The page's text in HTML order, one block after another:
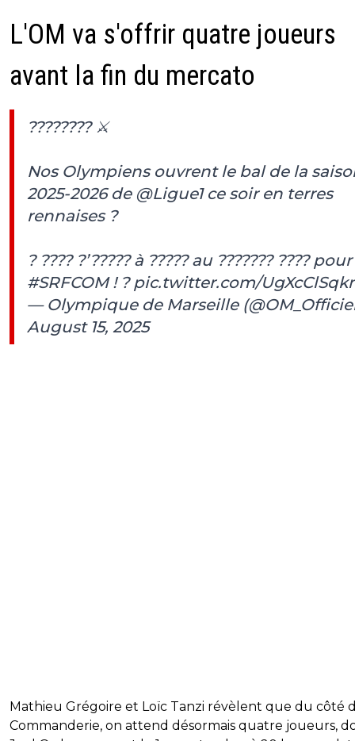
L'OM va s'offrir quatre joueurs
avant la fin du mercato
???????? ⚔️
Nos Olympiens ouvrent le bal de la
2025-2026 de @Ligue1ce soir en terres
rennaises ?
? ???? ?’????? à ????? au ??????? ???? pour
#SRFCOM! ? pic.twitter.com/
— Olympique de Marseille
August 15, 2025
Mathieu Grégoire et Loïc Tanzi révèlent que du côté
Commanderie, on attend désormais quatre joueurs,